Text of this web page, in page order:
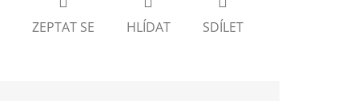
ZEPTAT SE HLÍDAT SDÍLET